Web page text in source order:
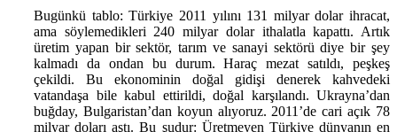
Bugünkü tablo: Türkiye 2011 yılını 131 milyar dolar ihracat,
ama söylemedikleri 240 milyar dolar ithalatla kapattı. Artık
üretim yapan bir sektör, tarım ve sanayi sektörü diye bir şey
kalmadı da ondan bu durum. Haraç mezat satıldı, peşkeş
çekildi. Bu ekonominin doğal gidişi denerek kahvedeki
vatandaşa bile kabul ettirildi, doğal karşılandı. Ukrayna’dan
buğday, Bulgaristan’dan koyun alıyoruz. 2011’de cari açık 78
milyar doları aştı. Bu şudur: Üretmeyen Türkiye dünyanın en